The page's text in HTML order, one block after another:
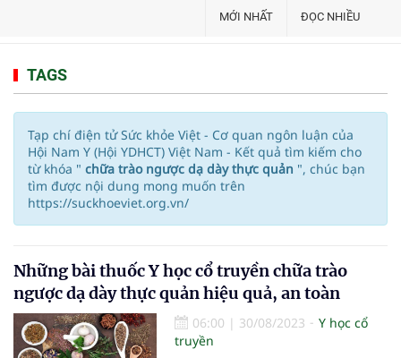
MỚI NHẤT ĐỌC NHIỀU
TAGS
Tạp chí điện tử Sức khỏe Việt - Cơ quan ngôn luận của
Hội Nam Y (Hội YDHCT) Việt Nam - Kết quả tìm kiếm cho
từ khóa " chữa trào ngược dạ dày thực quản ", chúc bạn
tìm được nội dung mong muốn trên
https://suckhoeviet.org.vn/
Những bài thuốc Y học cổ truyền chữa trào
ngược dạ dày thực quản hiệu quả, an toàn
06:00 | 30/08/2023
Y học cổ
truyền